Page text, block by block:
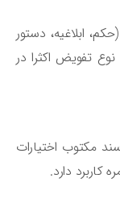
دستور
اکثرا در
اختیارات
دارد.